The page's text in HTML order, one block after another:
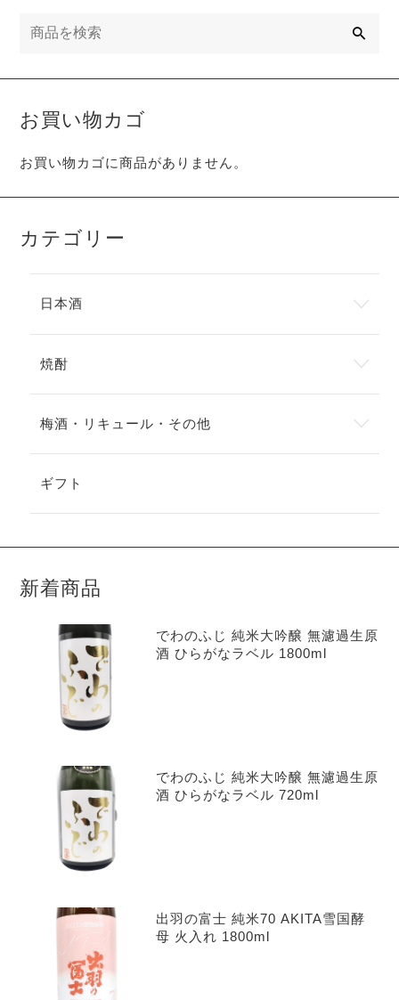
お買い物カゴ
お買い物カゴに商品がありません。
カテゴリー
日本酒
焼酎
梅酒・リキュール・その他
ギフト
新着商品
でわのふじ 純米大吟醸 無濾過生原
酒 ひらがなラベル 1800ml
でわのふじ 純米大吟醸 無濾過生原
酒 ひらがなラベル 720ml
出羽の富士 純米70 AKITA雪国酵
母 火入れ 1800ml